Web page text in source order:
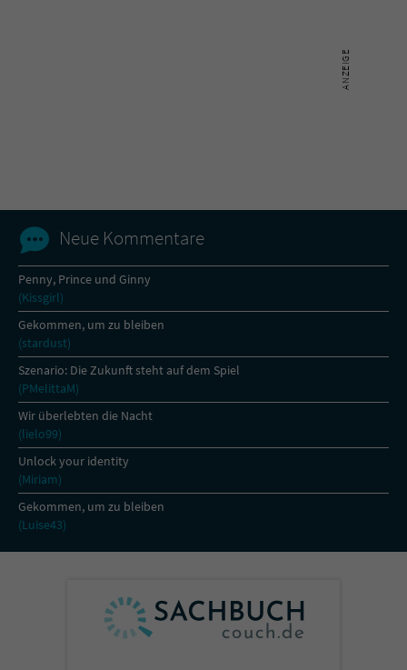
Neue Kommentare
Penny, Prince und Ginny
(Kissgirl)
Gekommen, um zu bleiben
(stardust)
Szenario: Die Zukunft steht auf dem Spiel
(PMelittaM)
Wir überlebten die Nacht
(lielo99)
Unlock your identity
(Miriam)
Gekommen, um zu bleiben
(Luise43)